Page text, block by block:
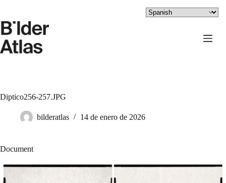
contenido
Diptico256-257.JPG
bilderatlas 14 de enero de 2026
Document